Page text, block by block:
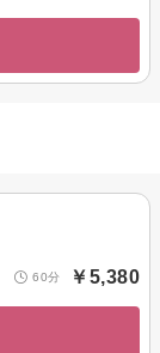
60分 ￥5,380